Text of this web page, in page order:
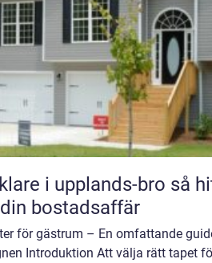
i upplands-bro så hittar du rätt partner
bostadsaffär
för gästrum – En omfattande
Introduktion Att välja rätt tapet